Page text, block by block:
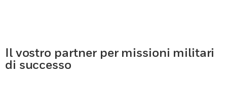
Il vostro partner per missioni militari
di successo